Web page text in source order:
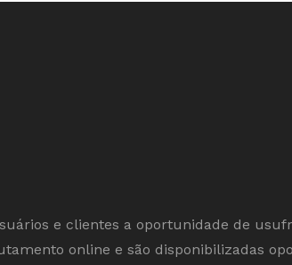
e clientes a oportunidade de
online e são disponibilizadas